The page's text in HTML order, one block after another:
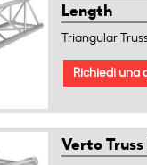
Length
Triangular
Richiedi una
Verto